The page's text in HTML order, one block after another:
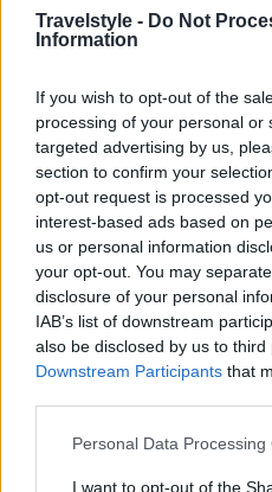
Travelstyle - Do Not
Information
If you wish to opt-out of the
processing of your personal or
targeted advertising by us,
section to confirm your
opt-out request is processed
interest-based ads based on
us or personal information
your opt-out. You may
disclosure of your personal
IAB’s list of downstream
also be disclosed by us to third
Downstream Participants that
Please note that this website/
not limited to your visit or
Personal Data Processing
I want to opt-out of the
τις καλύτερες προσφορές σε αεροπορικά
Skyscanner: Απευθείας πτήση
€12!
8 Φεβρουαρίου 2022, 10:30